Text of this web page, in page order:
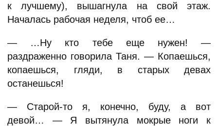
к лучшему), вышагнула на свой этаж.
Началась рабочая неделя, чтоб ее…
— …Ну кто тебе еще нужен! —
раздраженно говорила Таня. — Копаешься,
копаешься, гляди, в старых девах
останешься!
— Старой-то я, конечно, буду, а вот
девой… — Я вытянула мокрые ноги к